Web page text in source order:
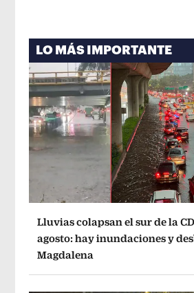
LO MÁS IMPORTANTE
Lluvias colapsan el sur de la
agosto: hay inundaciones y
Magdalena